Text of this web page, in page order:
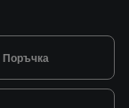
Поръчка